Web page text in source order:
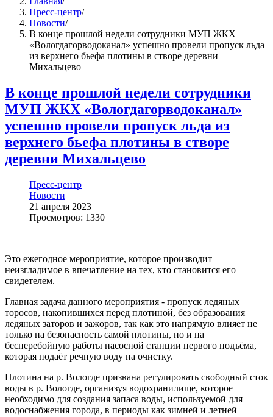
Пресс-центр/
Новости/
В конце прошлой недели сотрудники МУП ЖКХ
«Вологдагорводоканал» успешно провели пропуск льда
из верхнего бьефа плотины в створе деревни
Михальцево
В конце прошлой недели сотрудники
МУП ЖКХ «Вологдагорводоканал»
успешно провели пропуск льда из
верхнего бьефа плотины в створе
деревни Михальцево
Пресс-центр
Новости
21 апреля 2023
Просмотров: 1330
Это ежегодное мероприятие, которое производит
неизгладимое в впечатление на тех, кто становится его
свидетелем.
Главная задача данного мероприятия - пропуск ледяных
торосов, накопившихся перед плотиной, без образования
ледяных заторов и зажоров, так как это напрямую влияет не
только на безопасность самой плотины, но и на
бесперебойную работы насосной станции первого подъёма,
которая подаёт речную воду на очистку.
Плотина на р. Вологде призвана регулировать свободный сток
воды в р. Вологде, организуя водохранилище, которое
необходимо для создания запаса воды, используемой для
водоснабжения города, в периоды как зимней и летней